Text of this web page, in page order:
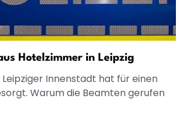
Hotelzimmer in Leipzig
Leipziger Innenstadt hat für einen
Warum die Beamten gerufen